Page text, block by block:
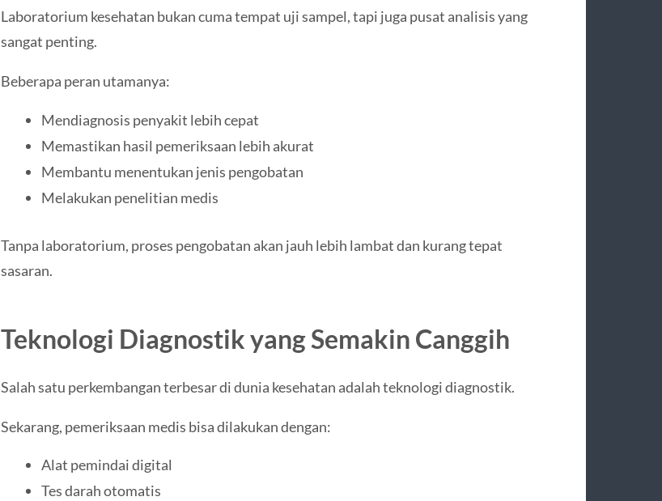
Laboratorium kesehatan bukan cuma tempat uji sampel, tapi juga pusat analisis yang
sangat penting.
Beberapa peran utamanya:
Mendiagnosis penyakit lebih cepat
Memastikan hasil pemeriksaan lebih akurat
Membantu menentukan jenis pengobatan
Melakukan penelitian medis
Tanpa laboratorium, proses pengobatan akan jauh lebih lambat dan kurang tepat
sasaran.
Teknologi Diagnostik yang Semakin Canggih
Salah satu perkembangan terbesar di dunia kesehatan adalah teknologi diagnostik.
Sekarang, pemeriksaan medis bisa dilakukan dengan:
Alat pemindai digital
Tes darah otomatis